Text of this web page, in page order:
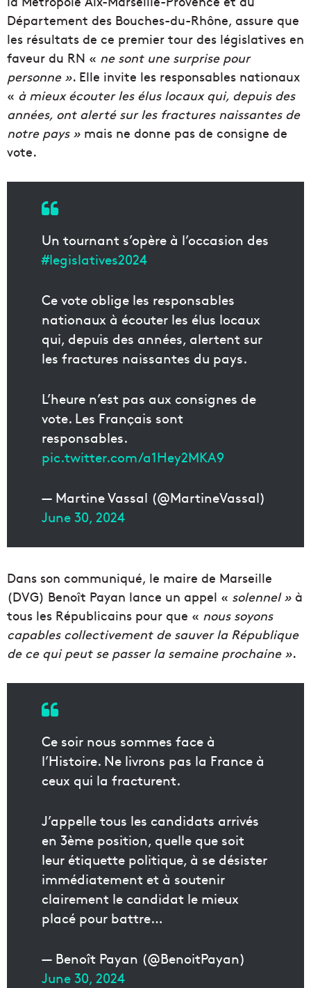
Département des Bouches-du-Rhône, assure que
les résultats de ce premier tour des législatives en
faveur du RN « ne sont une surprise pour
personne ». Elle invite les responsables nationaux
« à mieux écouter les élus locaux qui, depuis des
années, ont alerté sur les fractures naissantes de
notre pays » mais ne donne pas de consigne de
vote.
Un tournant s’opère à l’occasion des
#legislatives2024
Ce vote oblige les responsables
nationaux à écouter les élus locaux
qui, depuis des années, alertent sur
les fractures naissantes du pays.
L’heure n’est pas aux consignes de
vote. Les Français sont
responsables.
pic.twitter.com/a1Hey2MKA9
— Martine Vassal (@MartineVassal)
June 30, 2024
Dans son communiqué, le maire de Marseille
(DVG) Benoît Payan lance un appel « solennel » à
tous les Républicains pour que « nous soyons
capables collectivement de sauver la République
de ce qui peut se passer la semaine prochaine ».
Ce soir nous sommes face à
l’Histoire. Ne livrons pas la France à
ceux qui la fracturent.
J’appelle tous les candidats arrivés
en 3ème position, quelle que soit
leur étiquette politique, à se désister
immédiatement et à soutenir
clairement le candidat le mieux
placé pour battre…
— Benoît Payan (@BenoitPayan)
June 30, 2024